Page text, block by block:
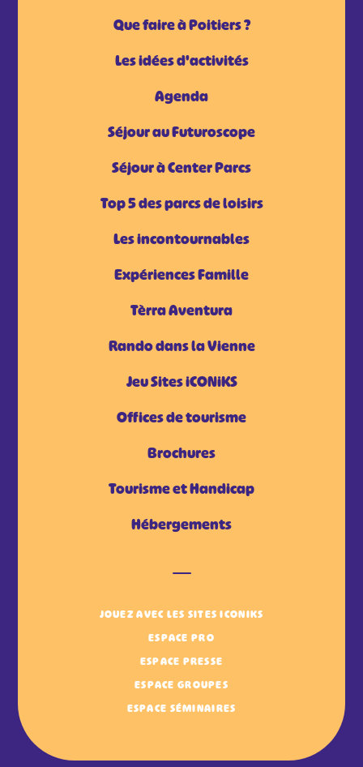
Que faire à Poitiers ?
Les idées d'activités
Agenda
Séjour au Futuroscope
Séjour à Center Parcs
Top 5 des parcs de loisirs
Les incontournables
Expériences Famille
Tèrra Aventura
Rando dans la Vienne
Jeu Sites iCONiKS
Offices de tourisme
Brochures
Tourisme et Handicap
Hébergements
JOUEZ AVEC LES SITES ICONIKS
ESPACE PRO
ESPACE PRESSE
ESPACE GROUPES
ESPACE SÉMINAIRES